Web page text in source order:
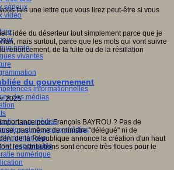
sérieux
vidéo
orale
vivantes
informationnelles
des médias
aux médias
et nouveaux médias
numérique
responsable
numérique
fais une lettre que vous lirez peut-être si vous
l’idée du déserteur tout simplement parce que je
mais surtout, parce que les mots qui vont suivre
renoncement, de la fuite ou de la résiliation
du gouvernement
2025
pour François BAYROU ? Pas de
pas même de ministre "délégué" ni de
de la République annonce la création d'un haut
les attributions sont encore très floues pour le